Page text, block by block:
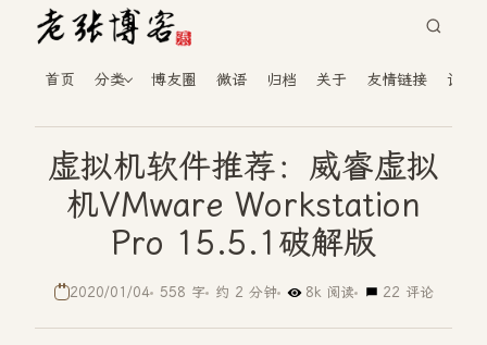
首页 分类 博友圈 微语 归档 关于 友情链接 读者
虚拟机软件推荐：威睿虚拟
机VMware Workstation
Pro 15.5.1破解版
2020/01/04 558 字 约 2 分钟 8k 阅读 22 评论